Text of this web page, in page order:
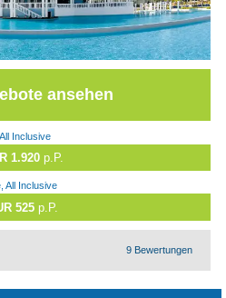
ansehen
Inclusive
1.920 p.P.
All Inclusive
525 p.P.
9 Bewertungen